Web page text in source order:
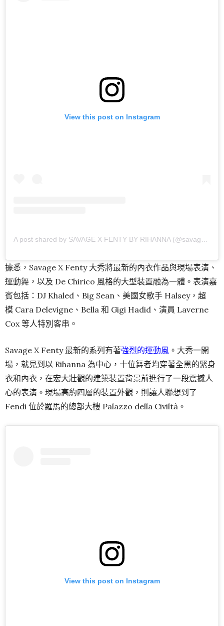
View this post on Instagram
據悉，Savage X Fenty 大秀將最新的內衣作品與現場表演、
運動舞，以及 De Chirico 風格的大型裝置融為一體。表演嘉
賓包括：DJ Khaled、Big Sean、美國女歌手 Halsey，超
模 Cara Delevigne、Bella 和 Gigi Hadid、演員 Laverne
Cox 等人特別客串。
Savage X Fenty 最新的系列有著強烈的運動風 。大秀一開
場，就見到以 Rihanna 為中心，十位舞者均穿著全黑的緊身
衣和內衣，在宏大壯觀的建築裝置背景前進行了一段震撼人
心的表演。現場高約四層的裝置外觀，則讓人聯想到了
Fendi 位於羅馬的總部大樓 Palazzo della Civiltà。
View this post on Instagram